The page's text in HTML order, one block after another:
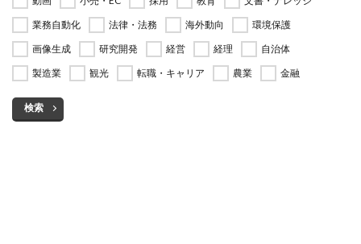
業務自動化
法律・法務 海外動向
環境保護
画像生成
研究開発 経営 経理
自治体
製造業
観光 転職・キャリア 農業 金融
検索